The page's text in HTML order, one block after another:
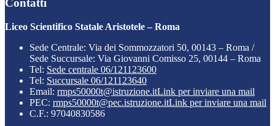
Contatti
Liceo Scientifico Statale Aristotele – Roma
Sede Centrale: Via dei Sommozzatori 50, 00143 – Roma /
Sede Succursale: Via Giovanni Comisso 25, 00144 – Roma
Tel: Sede centrale 06/121123600
Tel: Succursale 06/121123640
Email: rmps50000t@istruzione.itLink per inviare una mail
PEC: rmps50000t@pec.istruzione.itLink per inviare una mail
C.F.: 97040830586